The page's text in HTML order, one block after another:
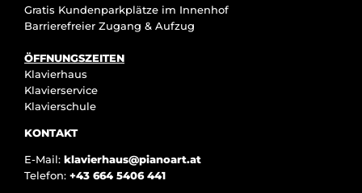
Gratis Kundenparkplätze im Innenhof
Barrierefreier Zugang & Aufzug
ÖFFNUNGSZEITEN
Klavierhaus
Klavierservice
Klavierschule
KONTAKT
E-Mail: klavierhaus@pianoart.at
Telefon: +43 664 5406 441